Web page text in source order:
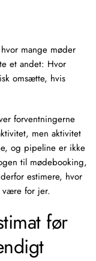
mange møder
et andet: Hvor
omsætte, hvis
forventningerne
men aktivitet
, og pipeline er ikke
til mødebooking,
estimere, hvor
være for jer.
før